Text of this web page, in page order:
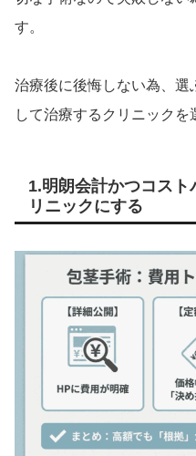
す。
治療後に後悔しない為、選
して治療するクリニックを
1.明朗会計かつコスト
リニックにする